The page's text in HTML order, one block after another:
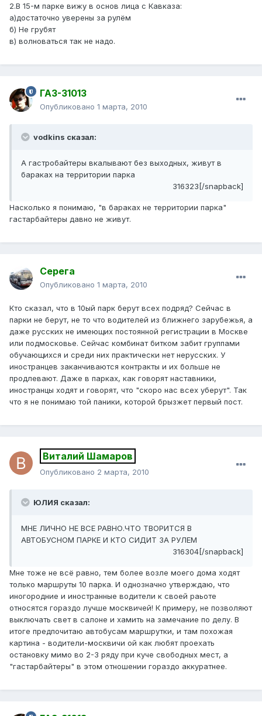
2.В 15-м парке вижу в основ лица с Кавказа:
а)достаточно уверены за рулём
б) Не грубят
в) волноваться так не надо.
ГАЗ-31013
Опубликовано 1 марта, 2010
vodkins сказал:
А гастробайтеры вкалывают без выходных, живут в
бараках на территории парка
316323[/snapback]
Насколько я понимаю, "в бараках не территории парка"
гастарбайтеры давно не живут.
Серега
Опубликовано 1 марта, 2010
Кто сказал, что в 10ый парк берут всех подряд? Сейчас в
парки не берут, не то что водителей из ближнего зарубежья, а
даже русских не имеющих постоянной регистрации в Москве
или подмосковье. Сейчас комбинат битком забит группами
обучающихся и среди них практически нет нерусских. У
иностранцев заканчиваются контракты и их больше не
продлевают. Даже в парках, как говорят наставники,
иностранцы ходят и говорят, что "скоро нас всех уберут". Так
что я не понимаю той паники, которой брызжет первый пост.
Виталий Шамаров
Опубликовано 2 марта, 2010
ЮЛИЯ сказал:
МНЕ ЛИЧНО НЕ ВСЕ РАВНО.ЧТО ТВОРИТСЯ В
АВТОБУСНОМ ПАРКЕ И КТО СИДИТ ЗА РУЛЕМ
316304[/snapback]
Мне тоже не всё равно, тем более возле моего дома ходят
только маршруты 10 парка. И однозначно утверждаю, что
иногородние и иностранные водители к своей раьоте
относятся гораздо лучше москвичей! К примеру, не позволяют
выключать свет в салоне и хамить на замечание по делу. В
итоге предпочитаю автобусам маршрутки, и там похожая
картина - водители-москвичи ой как любят проехать
остановку мимо во 2-3 ряду при куче свободных мест, а
"гастарбайтеры" в этом отношении гораздо аккуратнее.